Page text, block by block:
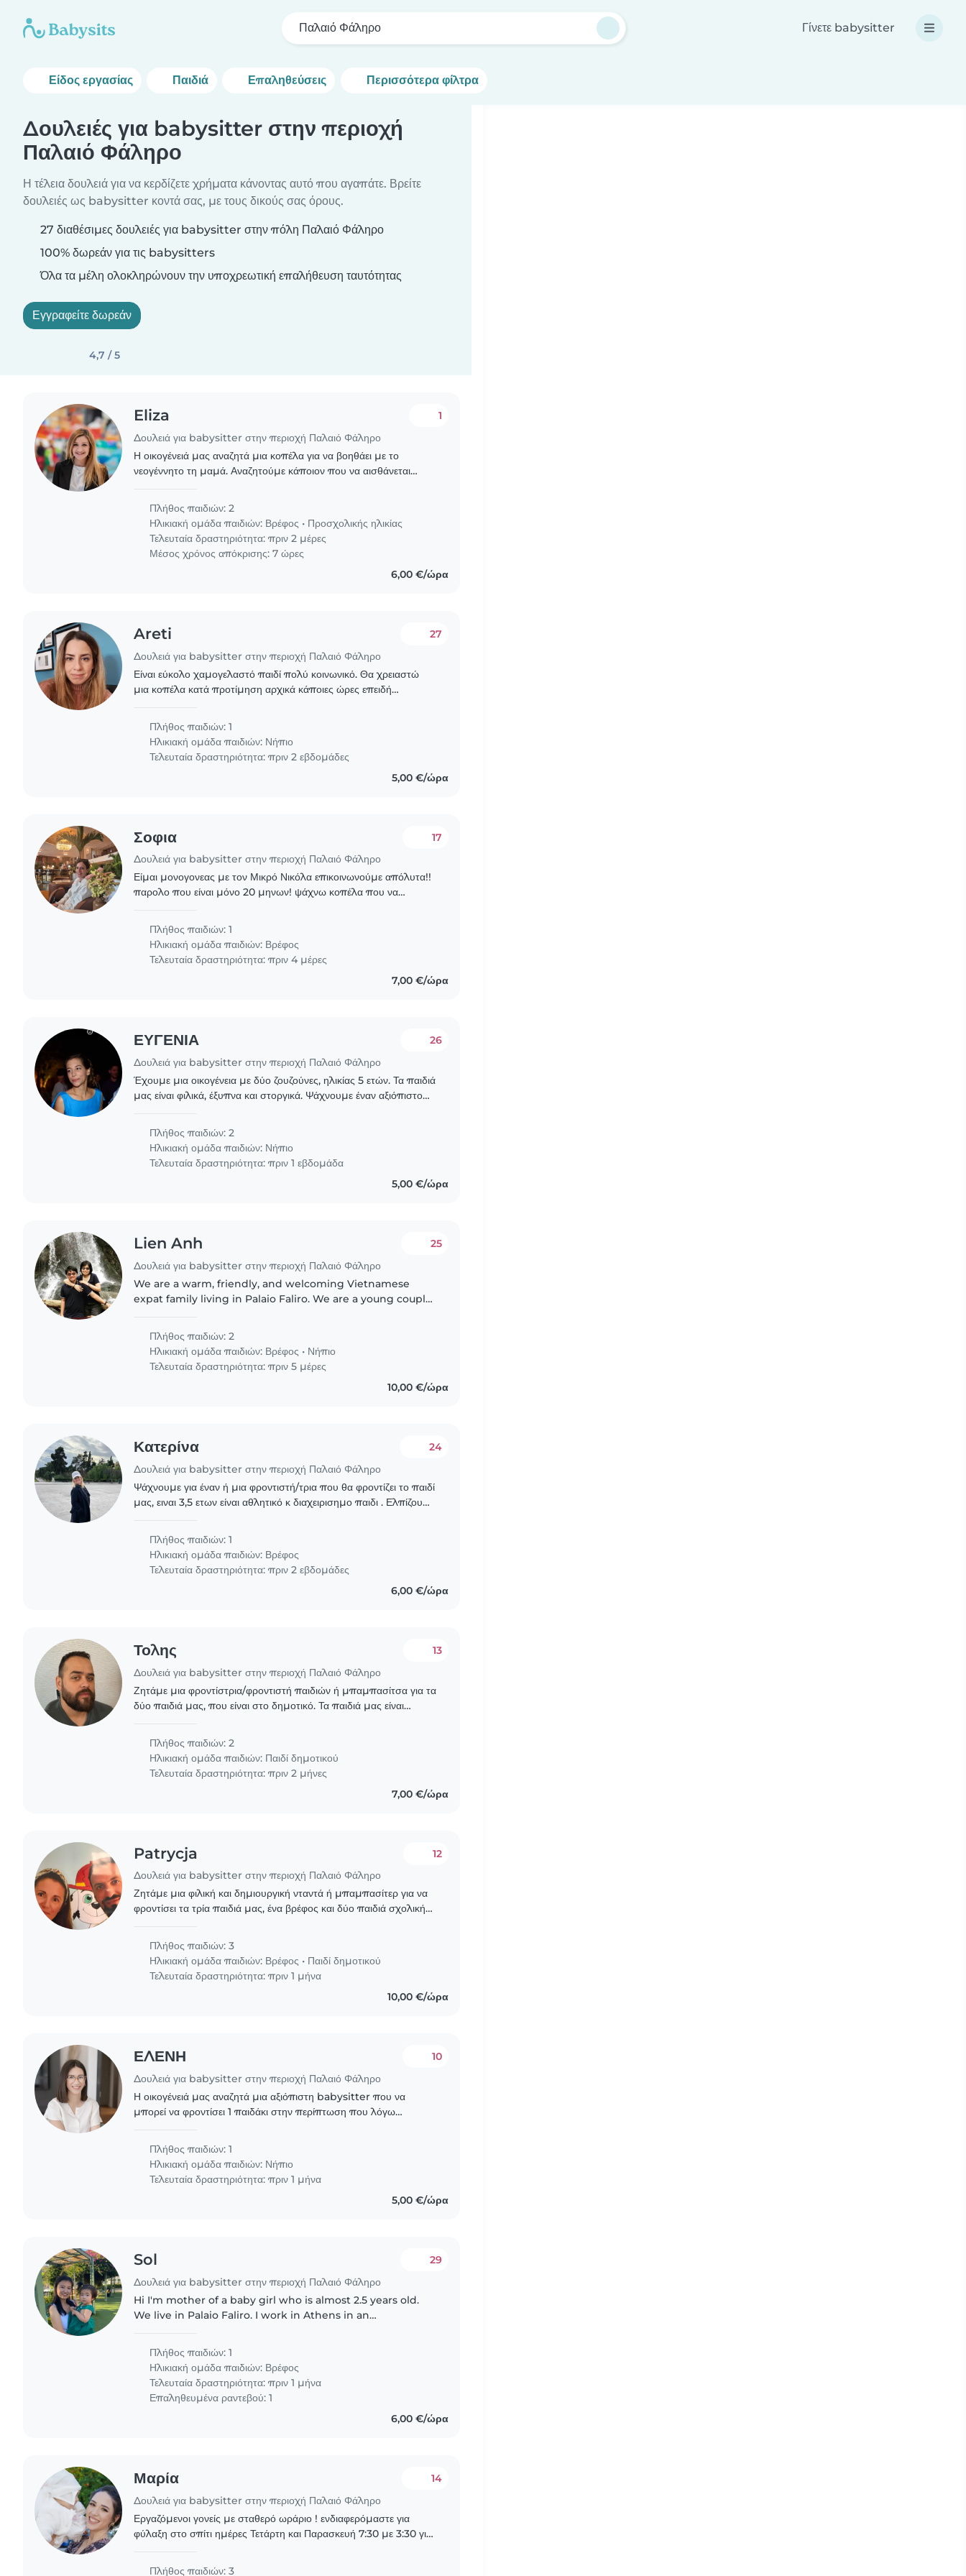
Παλαιό Φάληρο Γίνετε babysitter
Είδος εργασίας Παιδιά Επαληθεύσεις Περισσότερα φίλτρα
Δουλειές για babysitter στην περιοχή
Παλαιό Φάληρο
Η τέλεια δουλειά για να κερδίζετε χρήματα κάνοντας αυτό που αγαπάτε. Βρείτε
δουλειές ως babysitter κοντά σας, με τους δικούς σας όρους.
27 διαθέσιμες δουλειές για babysitter στην πόλη Παλαιό Φάληρο
100% δωρεάν για τις babysitters
Όλα τα μέλη ολοκληρώνουν την υποχρεωτική επαλήθευση ταυτότητας
Εγγραφείτε δωρεάν
4,7 / 5
Eliza
Δουλειά για babysitter στην περιοχή Παλαιό Φάληρο
1
Η οικογένειά μας αναζητά μια κοπέλα για να βοηθάει με το
νεογέννητο τη μαμά. Αναζητούμε κάποιον που να αισθάνεται
διστάσετε..
Πλήθος παιδιών: 2
Ηλικιακή ομάδα παιδιών: Βρέφος • Προσχολικής ηλικίας
Τελευταία δραστηριότητα: πριν 2 μέρες
Μέσος χρόνος απόκρισης: 7 ώρες
6,00 €/ώρα
Areti
Δουλειά για babysitter στην περιοχή Παλαιό Φάληρο
27
Είναι εύκολο χαμογελαστό παιδί πολύ κοινωνικό. Θα χρειαστώ
μια κοπέλα κατά προτίμηση αρχικά κάποιες ώρες επειδή
Πλήθος παιδιών: 1
Ηλικιακή ομάδα παιδιών: Νήπιο
Τελευταία δραστηριότητα: πριν 2 εβδομάδες
5,00 €/ώρα
Σοφια
Δουλειά για babysitter στην περιοχή Παλαιό Φάληρο
17
Είμαι μονογονεας με τον Μικρό Νικόλα επικοινωνούμε απόλυτα!!
παρολο που είναι μόνο 20 μηνων! ψάχνω κοπέλα που να
ώρες
Πλήθος παιδιών: 1
Ηλικιακή ομάδα παιδιών: Βρέφος
Τελευταία δραστηριότητα: πριν 4 μέρες
7,00 €/ώρα
ΕΥΓΕΝΙΑ
Δουλειά για babysitter στην περιοχή Παλαιό Φάληρο
26
Έχουμε μια οικογένεια με δύο ζουζούνες, ηλικίας 5 ετών. Τα παιδιά
μας είναι φιλικά, έξυπνα και στοργικά. Ψάχνουμε έναν αξιόπιστο
Πλήθος παιδιών: 2
Ηλικιακή ομάδα παιδιών: Νήπιο
Τελευταία δραστηριότητα: πριν 1 εβδομάδα
5,00 €/ώρα
Lien Anh
Δουλειά για babysitter στην περιοχή Παλαιό Φάληρο
25
We are a warm, friendly, and welcoming Vietnamese
expat family living in Palaio Faliro. We are a young couple
year-old daughter..
Πλήθος παιδιών: 2
Ηλικιακή ομάδα παιδιών: Βρέφος • Νήπιο
Τελευταία δραστηριότητα: πριν 5 μέρες
10,00 €/ώρα
Κατερίνα
Δουλειά για babysitter στην περιοχή Παλαιό Φάληρο
24
Ψάχνουμε για έναν ή μια φροντιστή/τρια που θα φροντίζει το παιδί
μας, ειναι 3,5 ετων είναι αθλητικό κ διαχειρισημο παιδι . Ελπίζουμε
Πλήθος παιδιών: 1
Ηλικιακή ομάδα παιδιών: Βρέφος
Τελευταία δραστηριότητα: πριν 2 εβδομάδες
6,00 €/ώρα
Τολης
Δουλειά για babysitter στην περιοχή Παλαιό Φάληρο
13
Ζητάμε μια φροντίστρια/φροντιστή παιδιών ή μπαμπασίτσα για τα
δύο παιδιά μας, που είναι στο δημοτικό. Τα παιδιά μας είναι
Πλήθος παιδιών: 2
Ηλικιακή ομάδα παιδιών: Παιδί δημοτικού
Τελευταία δραστηριότητα: πριν 2 μήνες
7,00 €/ώρα
Patrycja
Δουλειά για babysitter στην περιοχή Παλαιό Φάληρο
12
Ζητάμε μια φιλική και δημιουργική νταντά ή μπαμπασίτερ για να
φροντίσει τα τρία παιδιά μας, ένα βρέφος και δύο παιδιά σχολικής
Πλήθος παιδιών: 3
Ηλικιακή ομάδα παιδιών: Βρέφος • Παιδί δημοτικού
Τελευταία δραστηριότητα: πριν 1 μήνα
10,00 €/ώρα
ΕΛΕΝΗ
Δουλειά για babysitter στην περιοχή Παλαιό Φάληρο
10
Η οικογένειά μας αναζητά μια αξιόπιστη babysitter που να
μπορεί να φροντίσει 1 παιδάκι στην περίπτωση που λόγω
Δευτέρα..
Πλήθος παιδιών: 1
Ηλικιακή ομάδα παιδιών: Νήπιο
Τελευταία δραστηριότητα: πριν 1 μήνα
5,00 €/ώρα
Sol
Δουλειά για babysitter στην περιοχή Παλαιό Φάληρο
29
Hi I'm mother of a baby girl who is almost 2.5 years old.
We live in Palaio Faliro. I work in Athens in an
and Chinese. I'm looking..
Πλήθος παιδιών: 1
Ηλικιακή ομάδα παιδιών: Βρέφος
Τελευταία δραστηριότητα: πριν 1 μήνα
Επαληθευμένα ραντεβού: 1
6,00 €/ώρα
Μαρία
Δουλειά για babysitter στην περιοχή Παλαιό Φάληρο
14
Εργαζόμενοι γονείς με σταθερό ωράριο ! ενδιαφερόμαστε για
φύλαξη στο σπίτι ημέρες Τετάρτη και Παρασκευή 7:30 με 3:30 για
Πλήθος παιδιών: 3